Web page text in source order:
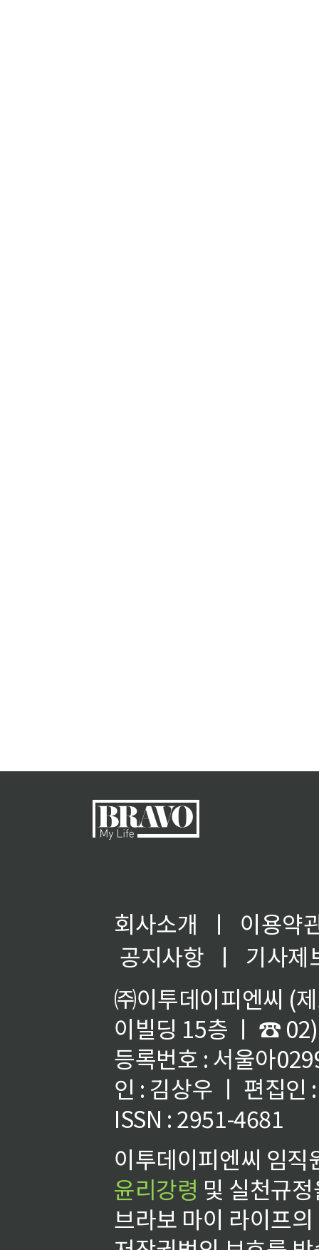
회사소개 ㅣ
이용약
공지사항
ㅣ
기사제
㈜이투데이피엔씨 (
이빌딩 15층 ㅣ ☎
등록번호 : 서울아
인 : 김상우 ㅣ 편집인
ISSN : 2951-4681
이투데이피엔씨 임
윤리강령 및 실천규
브라보 마이 라이프